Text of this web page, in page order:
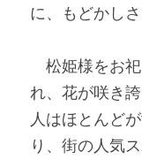
に、もどかし
松姫様をお
れ、花が咲き
人はほとんど
り、街の人気